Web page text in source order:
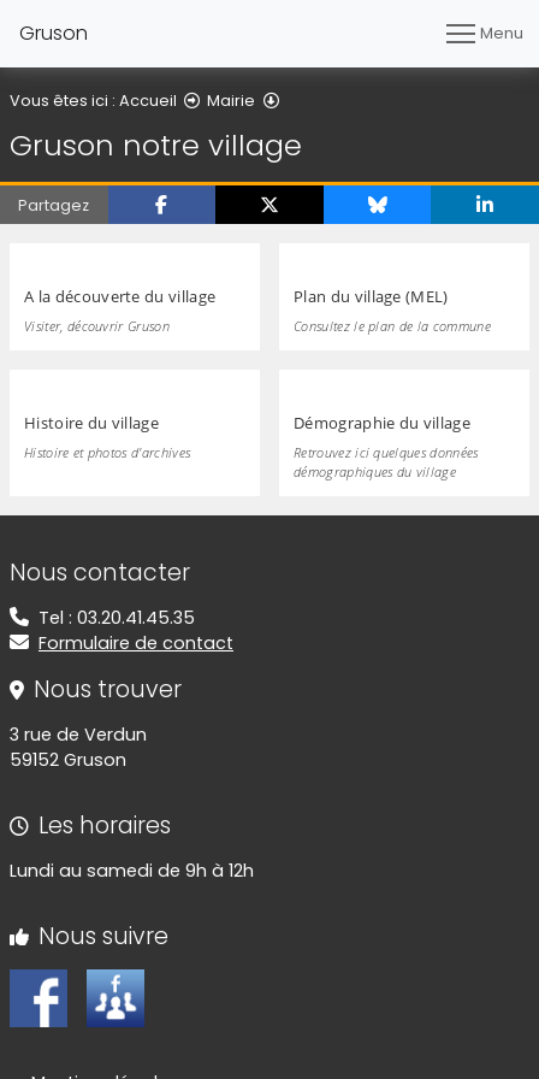
Gruson Menu
Vous êtes ici : Accueil Mairie
Gruson notre village
Partagez
A la découverte du village
Visiter, découvrir Gruson
Plan du village (MEL)
Consultez le plan de la commune
Histoire du village
Histoire et photos d'archives
Démographie du village
Retrouvez ici quelques données
démographiques du village
Informations de contact
Nous contacter
Tel : 03.20.41.45.35
Formulaire de contact
Nous trouver
3 rue de Verdun
59152 Gruson
Les horaires
Lundi au samedi de 9h à 12h
Nous suivre